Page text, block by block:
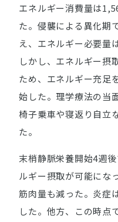
エネルギー消費量は
た。侵襲による異化期
え、エネルギー必要量
しかし、エネルギー摂
ため、エネルギー充足
始した。理学療法の当
椅子乗車や寝返り自立
た。
末梢静脈栄養開始4週
ルギー摂取が可能にな
筋肉量も減った。炎症
した。他方、この時点